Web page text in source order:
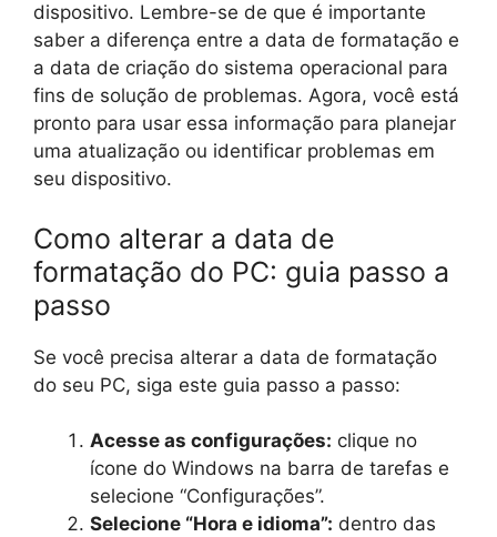
dispositivo. Lembre-se de que é importante
saber a diferença entre a data de formatação e
a data de criação do sistema operacional para
fins de solução de problemas. Agora, você está
pronto para usar essa informação para planejar
uma atualização ou identificar problemas em
seu dispositivo.
Como alterar a data de
formatação do PC: guia passo a
passo
Se você precisa alterar a data de formatação
do seu PC, siga este guia passo a passo:
Acesse as configurações: clique no
ícone do Windows na barra de tarefas e
selecione “Configurações”.
Selecione “Hora e idioma”: dentro das